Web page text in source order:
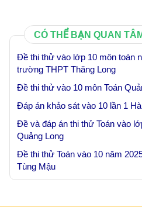
CÓ THỂ BẠN QUAN
Đề thi thử vào lớp 10 môn toán
trường THPT Thăng Long
Đề thi thử vào 10 môn Toán
Đáp án khảo sát vào 10 lần 1
Đề và đáp án thi thử Toán vào
Quảng Long
Đề thi thử Toán vào 10 năm
Tùng Mậu